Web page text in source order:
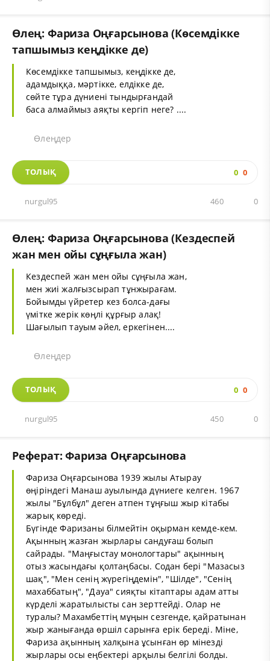
Өлең: Фариза Оңғарсынова (Көсемдікке
тапшымыз кеңдікке де)
Көсемдікке тапшымыз, кеңдікке де,
адамдыққа, мәртікке, елдікке де,
сөйте тұра дүниені тындырғандай
баса алмаймыз аяқты кергіп неге? ....
Өлеңдер
ТОЛЫҚ 0 0
nurgul95 0
460
Өлең: Фариза Оңғарсынова (Кездеспей
жан мен ойы сұңғыла жан)
Кездеспей жан мен ойы сұңғыла жан,
мен жиі жалғызсырап тұнжырағам.
Бойымды үйретер кез болса-дағы
үмітке жерік көңлі құрғыр алақ!
Шағылып тауым әйел, еркегінен....
Өлеңдер
ТОЛЫҚ 0 0
nurgul95 0
450
Реферат: Фариза Оңғарсынова
Фариза Оңғарсынова 1939 жылы Атырау
өңіріндегі Манаш ауылында дүниеге келген. 1967
жылы "Бұлбұл" деген атпен тұңғыш жыр кітабы
жарық көреді.
Бүгінде Фаризаны білмейтін оқырман кемде-кем.
Ақынның жазған жырлары сандуғаш болып
сайрады. "Маңғыстау монологтары" ақынның
отыз жасындағы қолтаңбасы. Содан бері "Мазасыз
шақ", "Мен сенің жүрегіңдемін", "Шілде", "Сенің
махаббатың", "Дауа" сияқты кітаптары адам атты
күрделі жаратылысты сан зерттейді. Олар не
туралы? Махамбеттің мұңын сезгенде, қайратынан
жыр жанығанда өршіл сарынға ерік береді. Міне,
Фариза ақынның халқына ұсынған өр мінезді
жырлары осы еңбектері арқылы белгілі болды.